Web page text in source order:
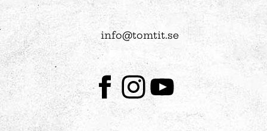
info@tomtit.se